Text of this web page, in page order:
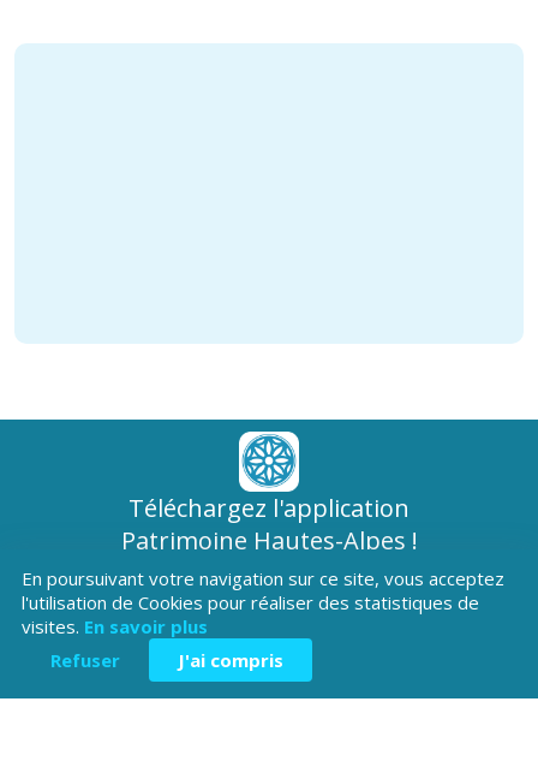
Téléchargez l'application
Patrimoine Hautes-Alpes !
En poursuivant votre navigation sur ce site, vous acceptez
l'utilisation de Cookies pour réaliser des statistiques de
visites. En savoir plus
Refuser
J'ai compris